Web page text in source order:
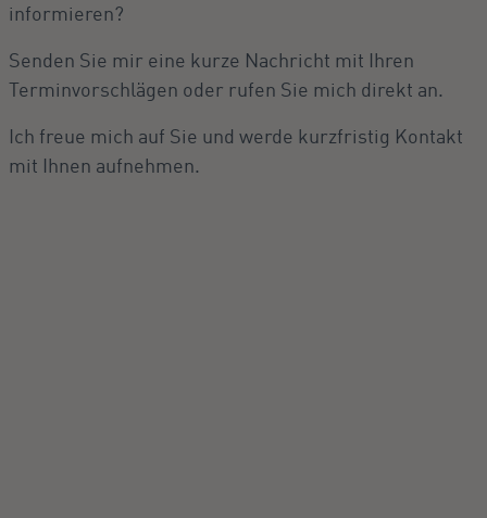
informieren?
Senden Sie mir eine kurze Nachricht mit Ihren
Terminvorschlägen oder rufen Sie mich direkt an.
Ich freue mich auf Sie und werde kurzfristig Kontakt
mit Ihnen aufnehmen.